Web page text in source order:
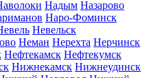
Надым Назарово
Наро-Фоминск
Невельск
Неман Нерехта Нерчинск
Нефтекамск Нефтекумск
Нижнекамск Нижнеудинск